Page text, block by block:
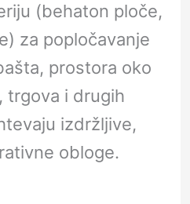
(behaton ploče,
za popločavanje
prostora oko
trgova i drugih
izdržljive,
obloge.